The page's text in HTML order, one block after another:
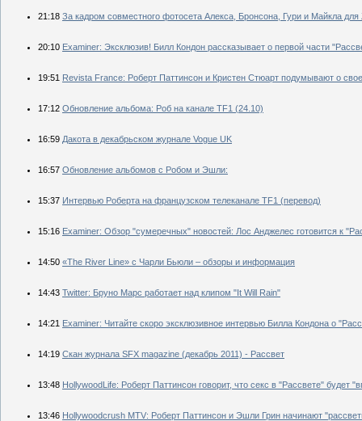
21:18 За кадром совместного фотосета Алекса, Бронсона, Гури и Майкла
20:10 Examiner: Эксклюзив! Билл Кондон рассказывает о первой части
19:51 Revista France: Роберт Паттинсон и Кристен Стюарт подумывают о
17:12 Обновление альбома: Роб на канале TF1 (24.10)
16:59 Дакота в декабрьском журнале Vogue UK
16:57 Обновление альбомов с Робом и Эшли:
15:37 Интервью Роберта на французском телеканале TF1 (перевод)
15:16 Examiner: Обзор "сумеречных" новостей: Лос Анджелес готовится к
14:50 «The River Line» с Чарли Бьюли – обзоры и информация
14:43 Twitter: Бруно Марс работает над клипом "It Will Rain"
14:21 Examiner: Читайте скоро эксклюзивное интервью Билла Кондона о
14:19 Скан журнала SFX magazine (декабрь 2011) - Рассвет
13:48 HollywoodLife: Роберт Паттинсон говорит, что секс в "Рассвете" будет
13:46 Hollywoodcrush MTV: Роберт Паттинсон и Эшли Грин начинают